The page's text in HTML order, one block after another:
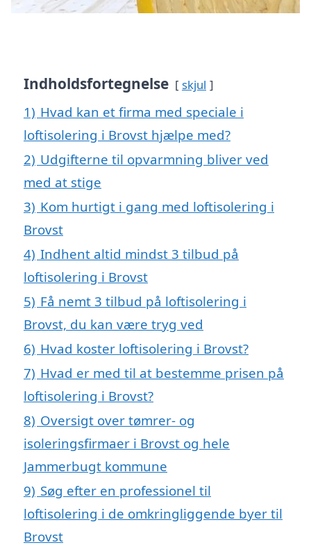
Indholdsfortegnelse skjul
1) Hvad kan et firma med speciale i
loftisolering i Brovst hjælpe med?
2) Udgifterne til opvarmning bliver ved
med at stige
3) Kom hurtigt i gang med loftisolering i
Brovst
4) Indhent altid mindst 3 tilbud på
loftisolering i Brovst
5) Få nemt 3 tilbud på loftisolering i
Brovst, du kan være tryg ved
6) Hvad koster loftisolering i Brovst?
7) Hvad er med til at bestemme prisen på
loftisolering i Brovst?
8) Oversigt over tømrer- og
isoleringsfirmaer i Brovst og hele
Jammerbugt kommune
9) Søg efter en professionel til
loftisolering i de omkringliggende byer til
Brovst